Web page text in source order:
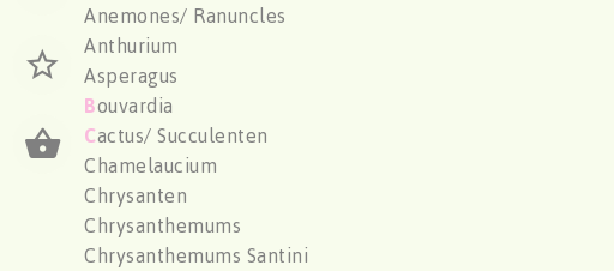
Anemones/ Ranuncles
Anthurium
Asperagus
Bouvardia
Cactus/ Succulenten
Chamelaucium
Chrysanten
Chrysanthemums
Chrysanthemums Santini